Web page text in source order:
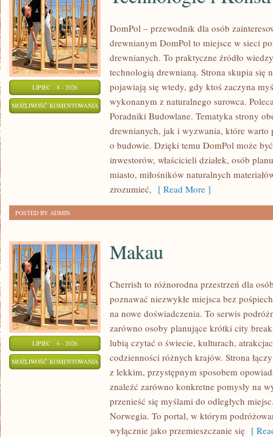
LIPIEC - 8 - 2026
MOŻLIWOŚĆ KOMENTOWANIA TECHNOLOGIE
KONSTRUKCJE
DomPol – przewodnik dla osób
drewnianym DomPol to miejsce w sieci
drewnianych. To praktyczne źródło
technologią drewnianą. Strona skupia się
pojawiają się wtedy, gdy ktoś zaczyna
wykonanym z naturalnego surowca.
Poradniki Budowlane. Tematyka strony
drewnianych, jak i wyzwania, które warto
o budowie. Dzięki temu DomPol może
inwestorów, właścicieli działek, osób
miasto, miłośników naturalnych
zrozumieć, [ Read More ]
POSTED BY ADMIN
LIPIEC - 6 - 2026
MOŻLIWOŚĆ KOMENTOWANIA MAKAU
Makau
Cherrish to różnorodna przestrzeń dla
poznawać niezwykłe miejsca bez
na nowe doświadczenia. To serwis
zarówno osoby planujące krótki city
lubią czytać o świecie, kulturach,
codzienności różnych krajów. Strona
z lekkim, przystępnym sposobem
znaleźć zarówno konkretne pomysły na
przenieść się myślami do odległych
Norwegia. To portal, w którym
wyłącznie jako przemieszczanie się [